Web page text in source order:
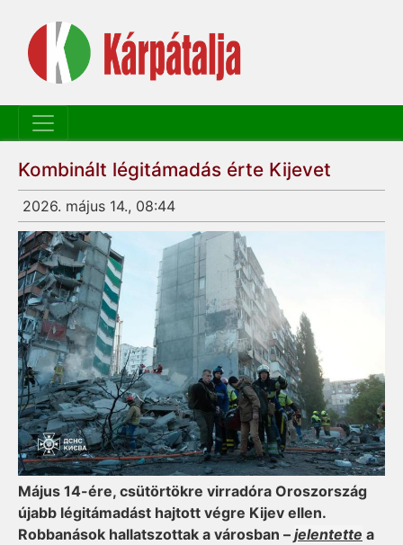
Kombinált légitámadás érte Kijevet
2026. május 14., 08:44
Május 14-ére, csütörtökre virradóra Oroszország
újabb légitámadást hajtott végre Kijev ellen.
Robbanások hallatszottak a városban – jelentette a